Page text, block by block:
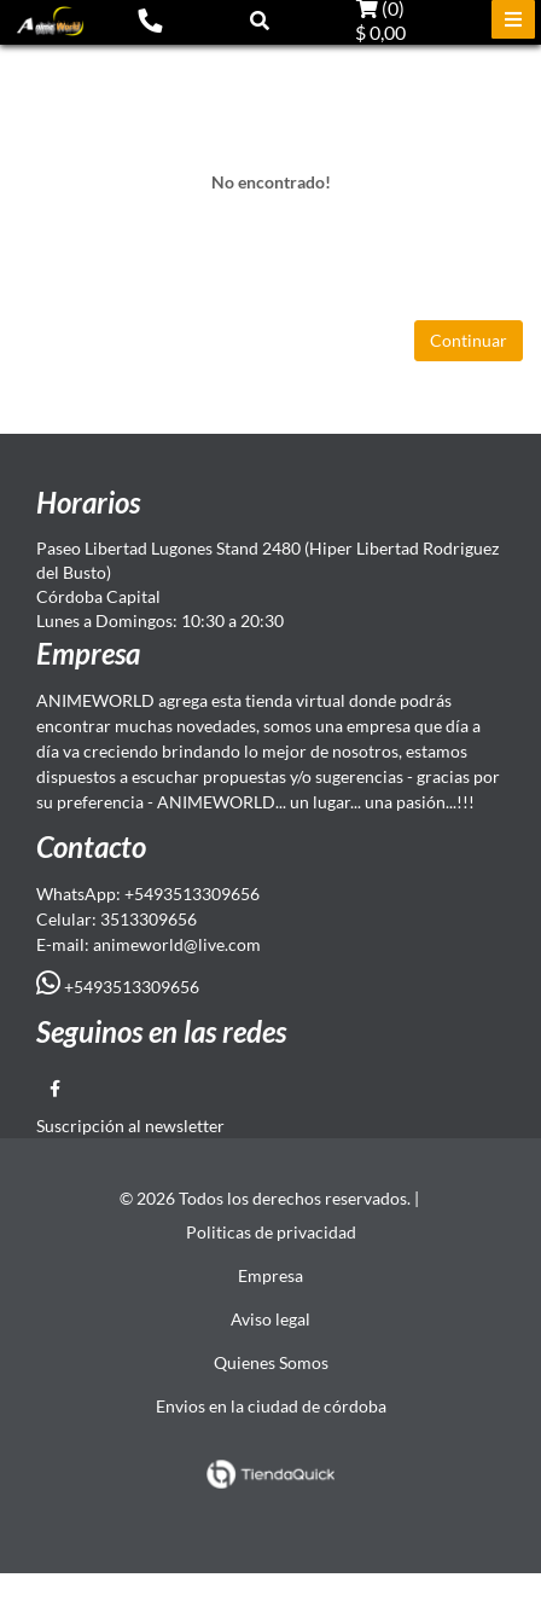
(0)
$ 0,00
No encontrado!
Continuar
Horarios
Paseo Libertad Lugones Stand 2480 (Hiper Libertad Rodriguez
del Busto)
Córdoba Capital
Lunes a Domingos: 10:30 a 20:30
Empresa
ANIMEWORLD agrega esta tienda virtual donde podrás
encontrar muchas novedades, somos una empresa que día a
día va creciendo brindando lo mejor de nosotros, estamos
dispuestos a escuchar propuestas y/o sugerencias - gracias por
su preferencia - ANIMEWORLD... un lugar... una pasión...!!!
Contacto
WhatsApp: +5493513309656
Celular: 3513309656
E-mail: animeworld@live.com
+5493513309656
Seguinos en las redes
Suscripción al newsletter
© 2026 Todos los derechos reservados. |
Politicas de privacidad
Empresa
Aviso legal
Quienes Somos
Envios en la ciudad de córdoba